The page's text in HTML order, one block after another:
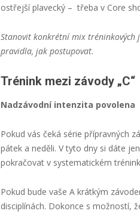
ostřejší plavecký – třeba v Core
Stanovit konkrétní mix tréninkových
pravidla, jak postupovat.
Trénink mezi závody „C“
Nadzávodní intenzita povolena
Pokud vás čeká série přípravných
pátek a neděli. V tyto dny si dáte
pokračovat v systematickém
Pokud bude vaše A krátkým
disciplínách. Dokonce s možností,